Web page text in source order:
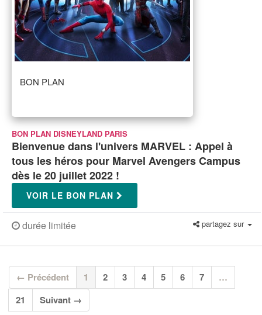
BON PLAN
BON PLAN DISNEYLAND PARIS
Bienvenue dans l'univers MARVEL : Appel à
tous les héros pour Marvel Avengers Campus
dès le 20 juillet 2022 !
VOIR LE BON PLAN
durée limitée partagez sur
← Précédent 1 (current)
2 3 4 5 6 7
…
21
Suivant →